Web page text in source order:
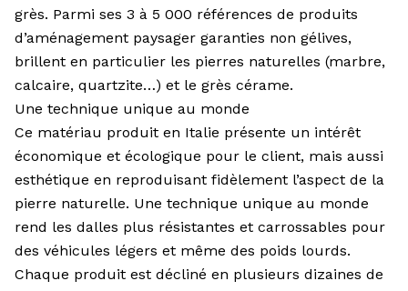
grès. Parmi ses 3 à 5 000 références de produits
d’aménagement paysager garanties non gélives,
brillent en particulier les pierres naturelles (marbre,
calcaire, quartzite…) et le grès cérame.
Une technique unique au monde
Ce matériau produit en Italie présente un intérêt
économique et écologique pour le client, mais aussi
esthétique en reproduisant fidèlement l’aspect de la
pierre naturelle. Une technique unique au monde
rend les dalles plus résistantes et carrossables pour
des véhicules légers et même des poids lourds.
Chaque produit est décliné en plusieurs dizaines de